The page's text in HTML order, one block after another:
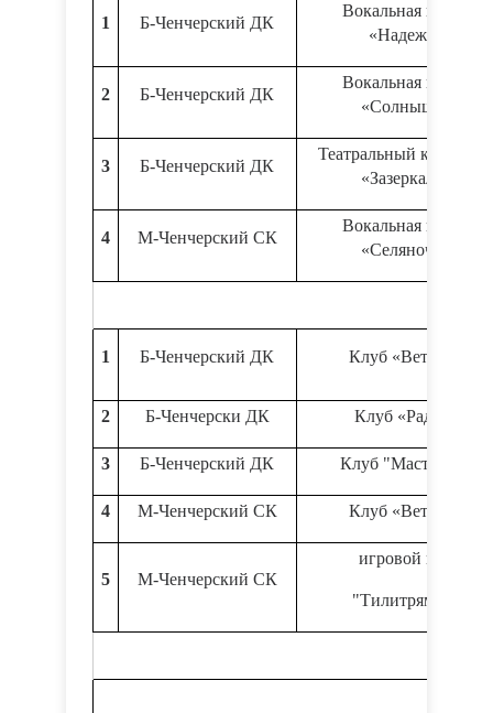
1 Б-Ченчерский ДК
Вокальная группа
«Надежда»
2 Б-Ченчерский ДК
Вокальная группа
«Солнышко»
3 Б-Ченчерский ДК
Театральный
«Зазеркалье»
4 М-Ченчерский СК
Вокальная группа
«Селяночка»
1 Б-Ченчерский ДК Клуб «Ветеран»
2 Б-Ченчерски ДК Клуб «Радуга»
3 Б-Ченчерский ДК Клуб "Мастерица"
4 М-Ченчерский СК Клуб «Ветеран»
5 М-Ченчерский СК
игровой клуб
"Тилитрямдия"